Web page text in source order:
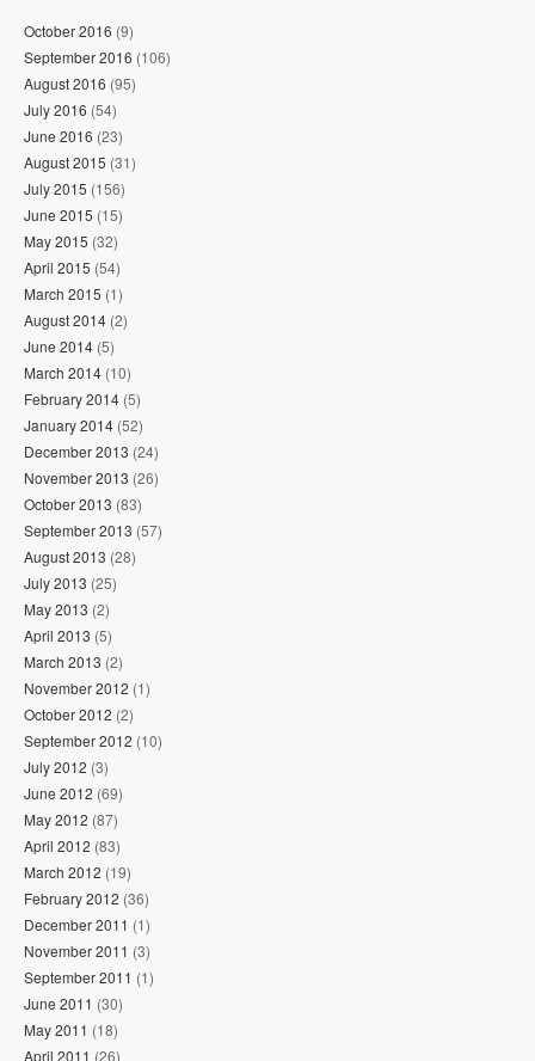
October 2016 (9)
September 2016 (106)
August 2016 (95)
July 2016 (54)
June 2016 (23)
August 2015 (31)
July 2015 (156)
June 2015 (15)
May 2015 (32)
April 2015 (54)
March 2015 (1)
August 2014 (2)
June 2014 (5)
March 2014 (10)
February 2014 (5)
January 2014 (52)
December 2013 (24)
November 2013 (26)
October 2013 (83)
September 2013 (57)
August 2013 (28)
July 2013 (25)
May 2013 (2)
April 2013 (5)
March 2013 (2)
November 2012 (1)
October 2012 (2)
September 2012 (10)
July 2012 (3)
June 2012 (69)
May 2012 (87)
April 2012 (83)
March 2012 (19)
February 2012 (36)
December 2011 (1)
November 2011 (3)
September 2011 (1)
June 2011 (30)
May 2011 (18)
April 2011 (26)